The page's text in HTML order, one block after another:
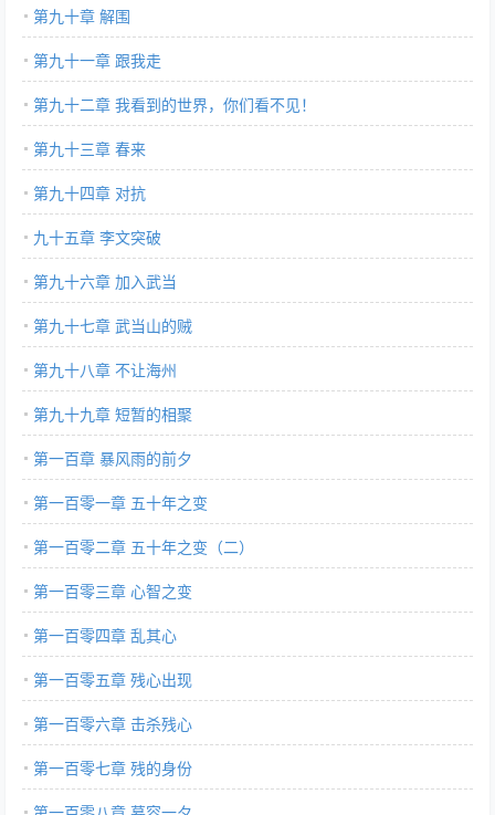
第九十章 解围
第九十一章 跟我走
第九十二章 我看到的世界，你们看不见！
第九十三章 春来
第九十四章 对抗
九十五章 李文突破
第九十六章 加入武当
第九十七章 武当山的贼
第九十八章 不让海州
第九十九章 短暂的相聚
第一百章 暴风雨的前夕
第一百零一章 五十年之变
第一百零二章 五十年之变（二）
第一百零三章 心智之变
第一百零四章 乱其心
第一百零五章 残心出现
第一百零六章 击杀残心
第一百零七章 残的身份